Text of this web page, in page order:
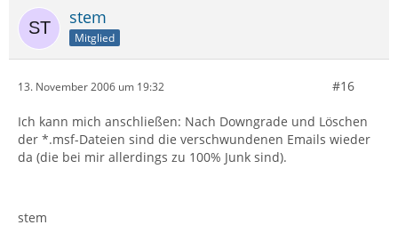
stem
Mitglied
13. November 2006 um 19:32 #16
Ich kann mich anschließen: Nach Downgrade und Löschen
der *.msf-Dateien sind die verschwundenen Emails wieder
da (die bei mir allerdings zu 100% Junk sind).
stem